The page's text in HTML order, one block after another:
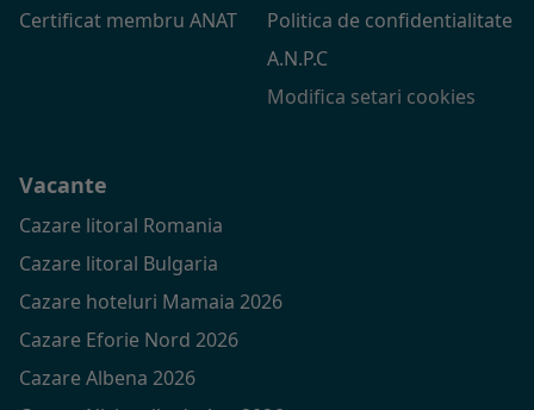
Certificat membru ANAT
Politica de confidentialitate
A.N.P.C
Modifica setari cookies
Vacante
Cazare litoral Romania
Cazare litoral Bulgaria
Cazare hoteluri Mamaia 2026
Cazare Eforie Nord 2026
Cazare Albena 2026